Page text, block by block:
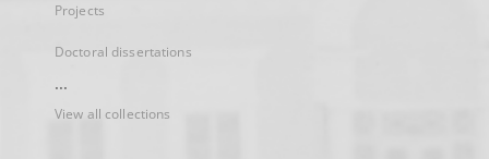
Projects
Doctoral dissertations
...
View all collections